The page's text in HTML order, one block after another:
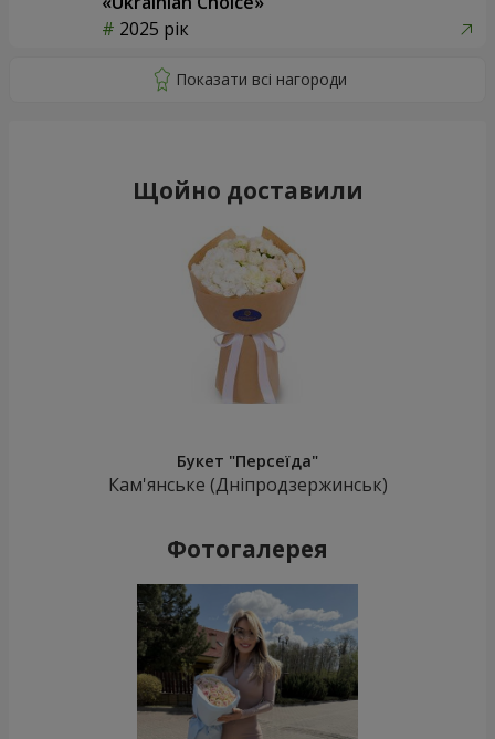
2025 рік
Щойно доставили
Букет "Персеїда"
Кам'янське (Дніпродзержинськ)
Фотогалерея